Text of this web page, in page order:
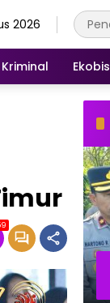
2026
Kriminal Ekobis